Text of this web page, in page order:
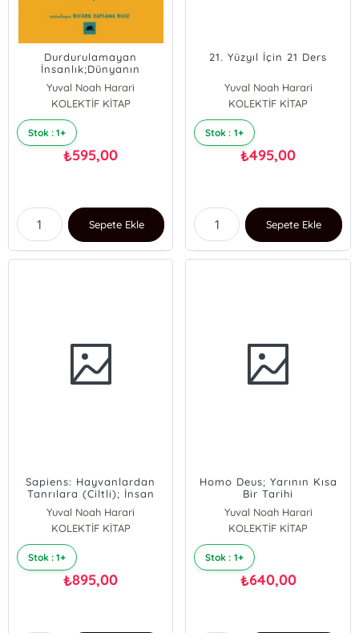
Durdurulamayan
İnsanlık;Dünyanın
Hâkimiyetini Nasıl Ele
Geçirdik
Yuval Noah Harari
KOLEKTİF KİTAP
Stok : 1+
₺595,00
Sepete Ekle
21. Yüzyıl İçin 21 Ders
Yuval Noah Harari
KOLEKTİF KİTAP
Stok : 1+
₺495,00
Sepete Ekle
Sapiens: Hayvanlardan
Tanrılara (Ciltli); İnsan
Türünün Kısa Bir Tarihi
Yuval Noah Harari
KOLEKTİF KİTAP
Stok : 1+
₺895,00
Homo Deus; Yarının Kısa
Bir Tarihi
Yuval Noah Harari
KOLEKTİF KİTAP
Stok : 1+
₺640,00